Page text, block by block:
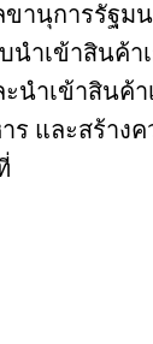
ขานุการรัฐม
นำเข้าสินค้
นำเข้าสินค้
และสร้างค